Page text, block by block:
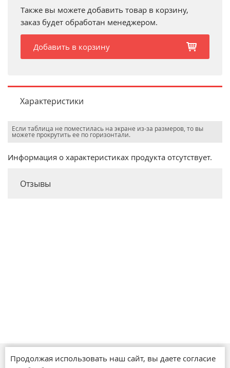
Также вы можете добавить товар в корзину,
заказ будет обработан менеджером.
Добавить в корзину b
Характеристики
Если таблица не поместилась на экране из-за размеров, то вы
можете прокрутить ее по горизонтали.
Информация о характеристиках продукта отсутствует.
Отзывы
Магазины
Продолжая использовать наш сайт, вы даете согласие